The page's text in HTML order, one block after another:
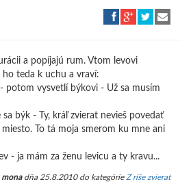
a popíjajú rum. Vtom levovi
ho teda k uchu a vraví:
potom vysvetlí býkovi - Už sa musím
býk - Ty, kráľ zvierat nevieš povedať
miesto. To tá moja smerom ku mne ani
- ja mám za ženu levicu a ty kravu...
monadňa 25.8.2010 do kategórie Z ríše zvierat